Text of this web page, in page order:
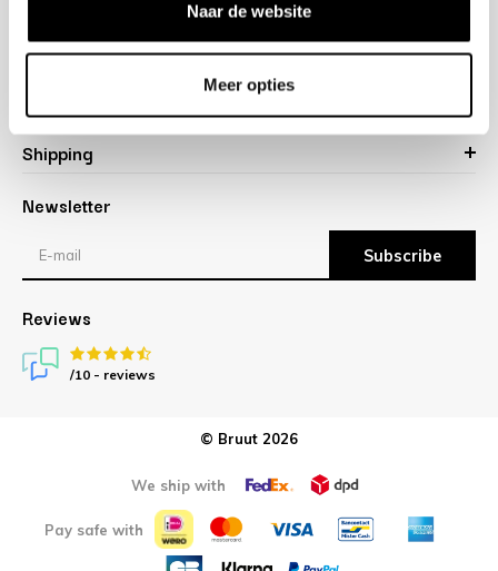
Naar de website
Meer opties
About us
Shipping
Newsletter
Subscribe
Reviews
/10 - reviews
© Bruut 2026
We ship with
Pay safe with